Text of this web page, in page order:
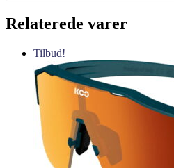
Relaterede varer
Tilbud!